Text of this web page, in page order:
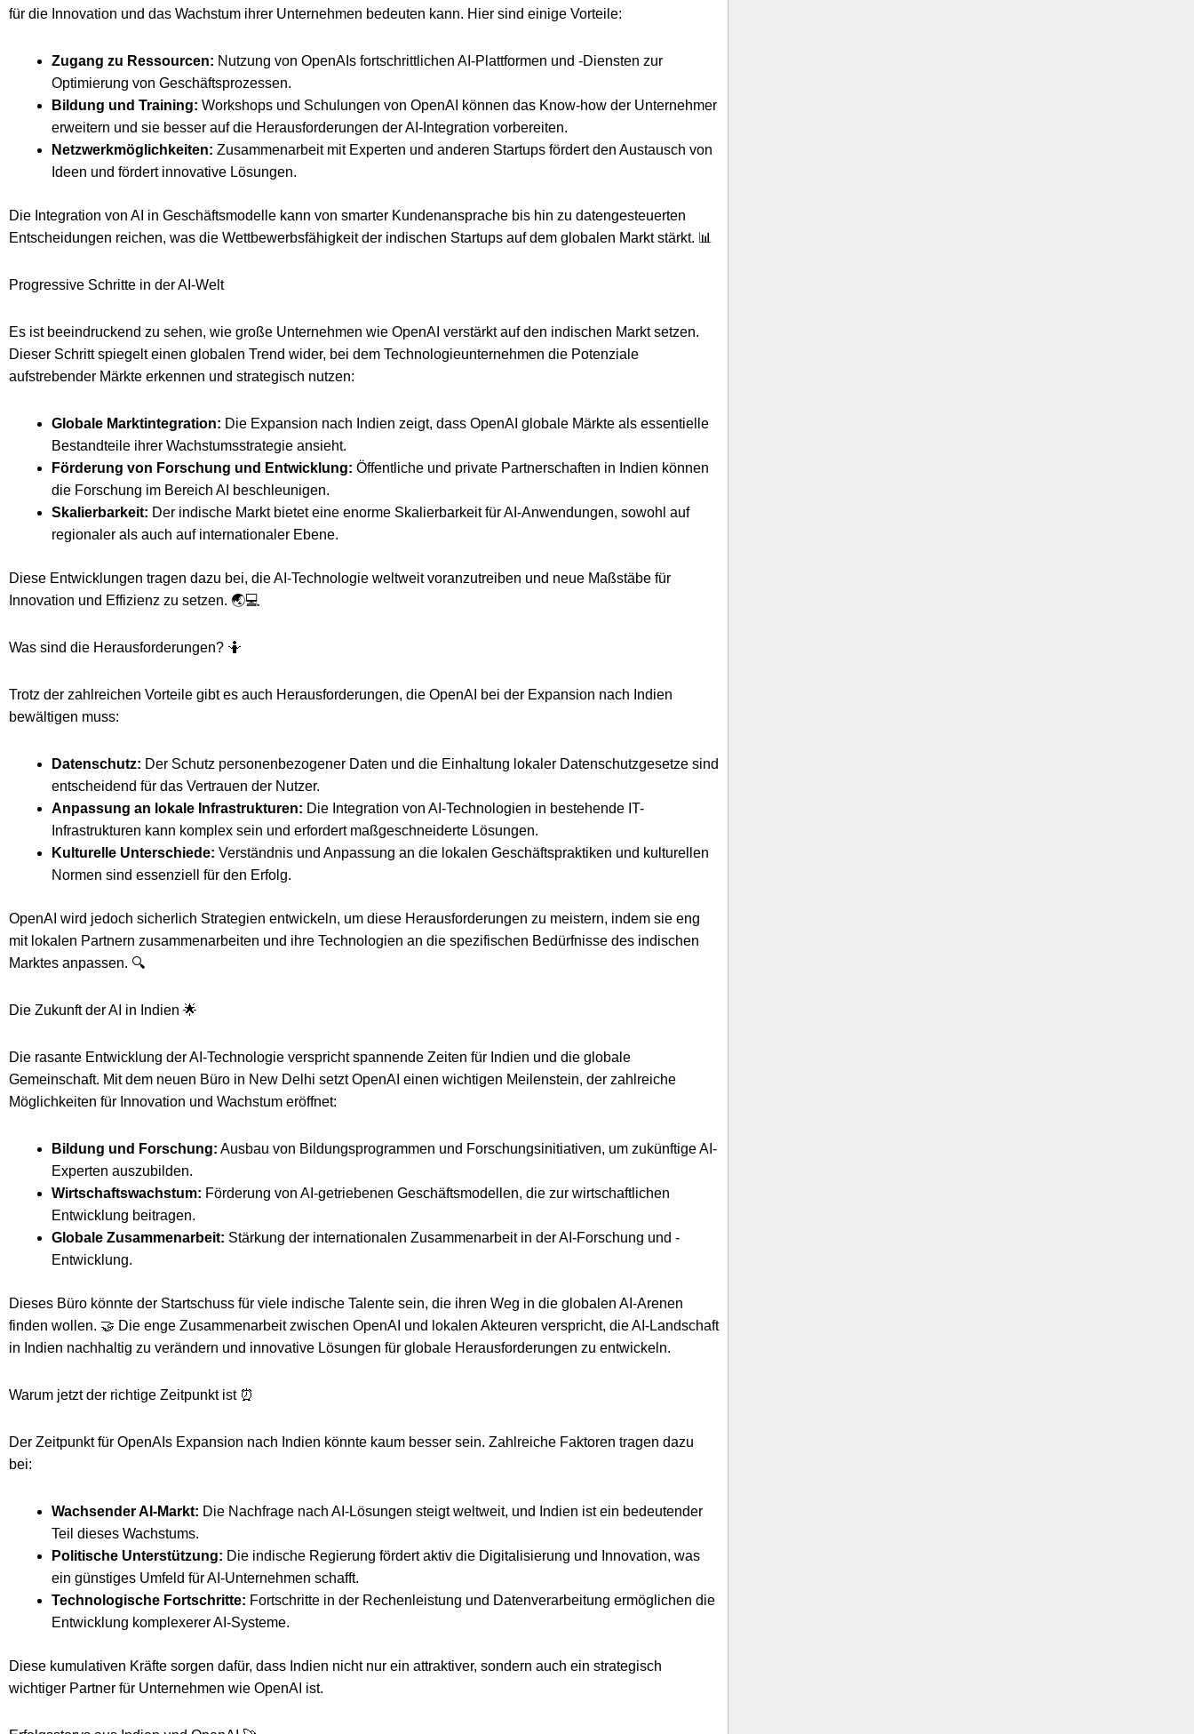
für die Innovation und das Wachstum ihrer Unternehmen bedeuten kann. Hier sind einige Vorteile:
Zugang zu Ressourcen: Nutzung von OpenAIs fortschrittlichen AI-Plattformen und -Diensten zur
Optimierung von Geschäftsprozessen.
Bildung und Training: Workshops und Schulungen von OpenAI können das Know-how der Unternehmer
erweitern und sie besser auf die Herausforderungen der AI-Integration vorbereiten.
Netzwerkmöglichkeiten: Zusammenarbeit mit Experten und anderen Startups fördert den Austausch von
Ideen und fördert innovative Lösungen.
Die Integration von AI in Geschäftsmodelle kann von smarter Kundenansprache bis hin zu datengesteuerten
Entscheidungen reichen, was die Wettbewerbsfähigkeit der indischen Startups auf dem globalen Markt stärkt. 📊
Progressive Schritte in der AI-Welt
Es ist beeindruckend zu sehen, wie große Unternehmen wie OpenAI verstärkt auf den indischen Markt setzen.
Dieser Schritt spiegelt einen globalen Trend wider, bei dem Technologieunternehmen die Potenziale
aufstrebender Märkte erkennen und strategisch nutzen:
Globale Marktintegration: Die Expansion nach Indien zeigt, dass OpenAI globale Märkte als essentielle
Bestandteile ihrer Wachstumsstrategie ansieht.
Förderung von Forschung und Entwicklung: Öffentliche und private Partnerschaften in Indien können
die Forschung im Bereich AI beschleunigen.
Skalierbarkeit: Der indische Markt bietet eine enorme Skalierbarkeit für AI-Anwendungen, sowohl auf
regionaler als auch auf internationaler Ebene.
Diese Entwicklungen tragen dazu bei, die AI-Technologie weltweit voranzutreiben und neue Maßstäbe für
Innovation und Effizienz zu setzen. 🌏💻
Was sind die Herausforderungen? 🤷
Trotz der zahlreichen Vorteile gibt es auch Herausforderungen, die OpenAI bei der Expansion nach Indien
bewältigen muss:
Datenschutz: Der Schutz personenbezogener Daten und die Einhaltung lokaler Datenschutzgesetze sind
entscheidend für das Vertrauen der Nutzer.
Anpassung an lokale Infrastrukturen: Die Integration von AI-Technologien in bestehende IT-
Infrastrukturen kann komplex sein und erfordert maßgeschneiderte Lösungen.
Kulturelle Unterschiede: Verständnis und Anpassung an die lokalen Geschäftspraktiken und kulturellen
Normen sind essenziell für den Erfolg.
OpenAI wird jedoch sicherlich Strategien entwickeln, um diese Herausforderungen zu meistern, indem sie eng
mit lokalen Partnern zusammenarbeiten und ihre Technologien an die spezifischen Bedürfnisse des indischen
Marktes anpassen. 🔍
Die Zukunft der AI in Indien 🌟
Die rasante Entwicklung der AI-Technologie verspricht spannende Zeiten für Indien und die globale
Gemeinschaft. Mit dem neuen Büro in New Delhi setzt OpenAI einen wichtigen Meilenstein, der zahlreiche
Möglichkeiten für Innovation und Wachstum eröffnet:
Bildung und Forschung: Ausbau von Bildungsprogrammen und Forschungsinitiativen, um zukünftige AI-
Experten auszubilden.
Wirtschaftswachstum: Förderung von AI-getriebenen Geschäftsmodellen, die zur wirtschaftlichen
Entwicklung beitragen.
Globale Zusammenarbeit: Stärkung der internationalen Zusammenarbeit in der AI-Forschung und -
Entwicklung.
Dieses Büro könnte der Startschuss für viele indische Talente sein, die ihren Weg in die globalen AI-Arenen
finden wollen. 🤝 Die enge Zusammenarbeit zwischen OpenAI und lokalen Akteuren verspricht, die AI-Landschaft
in Indien nachhaltig zu verändern und innovative Lösungen für globale Herausforderungen zu entwickeln.
Warum jetzt der richtige Zeitpunkt ist ⏰
Der Zeitpunkt für OpenAIs Expansion nach Indien könnte kaum besser sein. Zahlreiche Faktoren tragen dazu
bei:
Wachsender AI-Markt: Die Nachfrage nach AI-Lösungen steigt weltweit, und Indien ist ein bedeutender
Teil dieses Wachstums.
Politische Unterstützung: Die indische Regierung fördert aktiv die Digitalisierung und Innovation, was
ein günstiges Umfeld für AI-Unternehmen schafft.
Technologische Fortschritte: Fortschritte in der Rechenleistung und Datenverarbeitung ermöglichen die
Entwicklung komplexerer AI-Systeme.
Diese kumulativen Kräfte sorgen dafür, dass Indien nicht nur ein attraktiver, sondern auch ein strategisch
wichtiger Partner für Unternehmen wie OpenAI ist.